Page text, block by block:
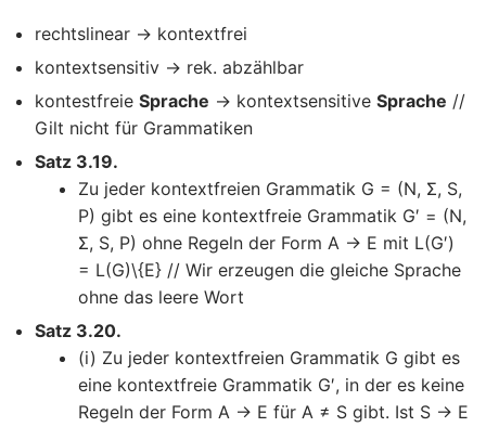
rechtslinear → kontextfrei
kontextsensitiv → rek. abzählbar
kontestfreie Sprache → kontextsensitive Sprache //
Gilt nicht für Grammatiken
Satz 3.19.
Zu jeder kontextfreien Grammatik G = (N, Σ, S,
P) gibt es eine kontextfreie Grammatik G′ = (N,
Σ, S, P) ohne Regeln der Form A → E mit L(G′)
= L(G)\{E} // Wir erzeugen die gleiche Sprache
ohne das leere Wort
Satz 3.20.
(i) Zu jeder kontextfreien Grammatik G gibt es
eine kontextfreie Grammatik G′, in der es keine
Regeln der Form A → E für A ≠ S gibt. Ist S → E